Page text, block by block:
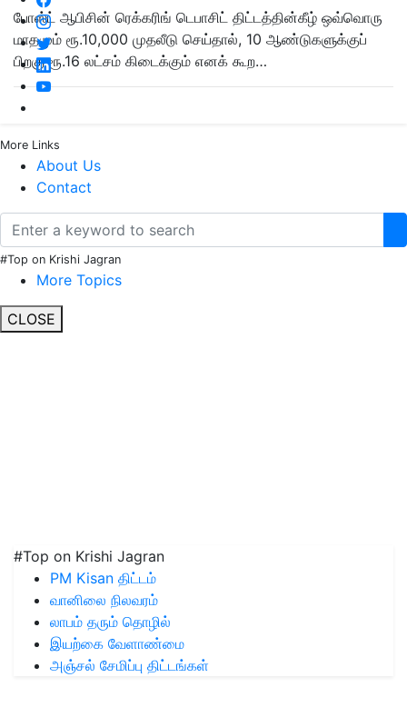
More Links
About Us
Contact
#Top on Krishi Jagran
More Topics
CLOSE
போஸ்ட் ஆபிசின் ரெக்கரிங் டெபாசிட் திட்டத்தின்கீழ் ஒவ்வொரு
மாதமும் ரூ.10,000 முதலீடு செய்தால், 10 ஆண்டுகளுக்குப்
பிறகு ரூ.16 லட்சம் கிடைக்கும் எனக் கூற…
#Top on Krishi Jagran
PM Kisan திட்டம்
வானிலை நிலவரம்
லாபம் தரும் தொழில்
இயற்கை வேளாண்மை
அஞ்சல் சேமிப்பு திட்டங்கள்